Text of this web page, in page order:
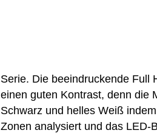
Serie. Die beeindruckende Full
einen guten Kontrast, denn die
Schwarz und helles Weiß
Zonen analysiert und das LED-